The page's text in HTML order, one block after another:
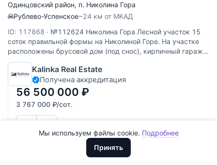
Одинцовский район, п. Николина Гора
Рублево-Успенское~24 км от МКАД
ID: 117868 · №112624 Николина Гора Лесной участок 15
соток правильной формы на Николиной Горе. На участке
расположены брусовой дом (под снос), кирпичный гараж,
сарай. Подведен газ, электричество, водопровод. Участок
расположен в центре поселка. Рядом Москва-река
Kalinka Real Estate
Получена аккредитация
56 500 000 ₽
3 767 000 ₽/сот.
Все
Сегодня
Вчера
За неделю
ДолларыМы используем файлы cookie. Подробнее
ООО "ХоумХантер" использует cookie для обеспечения
функционирования веб-сайта, аналитики действий на веб-сайте
Принять